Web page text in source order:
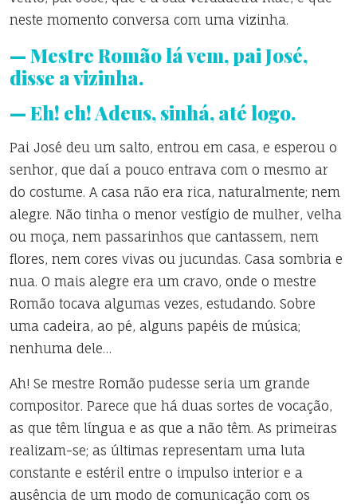
neste momento conversa com uma vizinha.
— Mestre Romão lá vem, pai José,
disse a vizinha.
— Eh! eh! Adeus, sinhá, até logo.
Pai José deu um salto, entrou em casa, e esperou o
senhor, que daí a pouco entrava com o mesmo ar
do costume. A casa não era rica, naturalmente; nem
alegre. Não tinha o menor vestígio de mulher, velha
ou moça, nem passarinhos que cantassem, nem
flores, nem cores vivas ou jucundas. Casa sombria e
nua. O mais alegre era um cravo, onde o mestre
Romão tocava algumas vezes, estudando. Sobre
uma cadeira, ao pé, alguns papéis de música;
nenhuma dele…
Ah! Se mestre Romão pudesse seria um grande
compositor. Parece que há duas sortes de vocação,
as que têm língua e as que a não têm. As primeiras
realizam-se; as últimas representam uma luta
constante e estéril entre o impulso interior e a
ausência de um modo de comunicação com os